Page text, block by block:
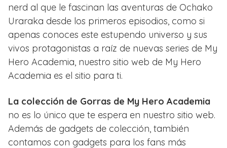
nerd al que le fascinan las aventuras de Ochako
Uraraka desde los primeros episodios, como si
apenas conoces este estupendo universo y sus
vivos protagonistas a raíz de nuevas series de My
Hero Academia, nuestro sitio web de My Hero
Academia es el sitio para ti.
La colección de Gorras de My Hero Academia
no es lo único que te espera en nuestro sitio web.
Además de gadgets de colección, también
contamos con gadgets para los fans más